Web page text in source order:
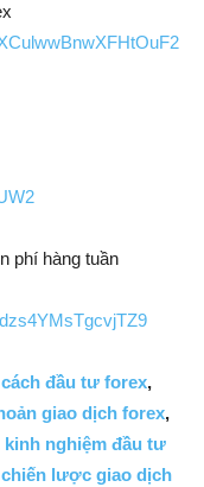
phí hàng tuần
cách đầu tư forex,
giao dịch forex,
kinh nghiệm đầu tư
chiến lược giao dịch